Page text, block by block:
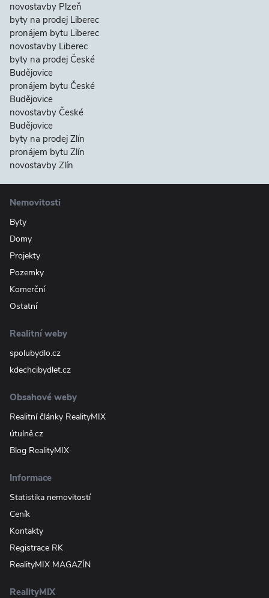
novostavby Plzeň
byty na prodej Liberec
pronájem bytu Liberec
novostavby Liberec
byty na prodej České
Budějovice
pronájem bytu České
Budějovice
novostavby České
Budějovice
byty na prodej Zlín
pronájem bytu Zlín
novostavby Zlín
Nemovitosti
Byty
Domy
Projekty
Pozemky
Komerční
Ostatní
Realitní weby
spolubydlo.cz
kdechcibydlet.cz
Obsahové weby
Realitní články RealityMIX
útulně.cz
Blog RealityMIX
Informace
Statistika nemovitostí
Ceník
Kontakty
Registrace RK
RealityMIX MAGAZÍN
RealityMIX